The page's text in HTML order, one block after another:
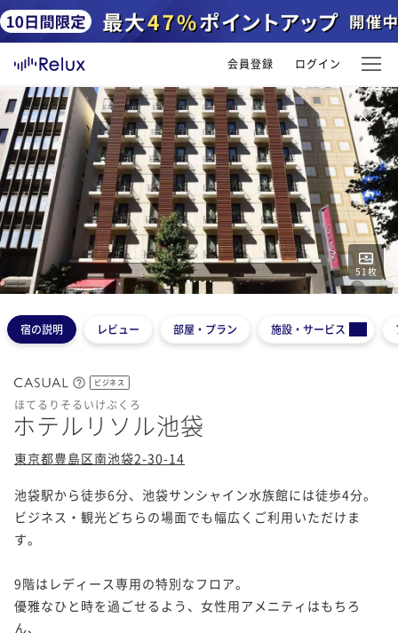
会員登録 ログイン
51 枚
12345
宿の説明 レビュー 部屋・プラン 施設・サービス
ビジネス
ほてるりそるいけぶくろ
ホテルリソル池袋
東京都豊島区南池袋2-30-14
池袋駅から徒歩6分、池袋サンシャイン水族館には徒歩4分。
ビジネス・観光どちらの場面でも幅広くご利用いただけま
す。
9階はレディース専用の特別なフロア。
優雅なひと時を過ごせるよう、女性用アメニティはもちろ
ん、